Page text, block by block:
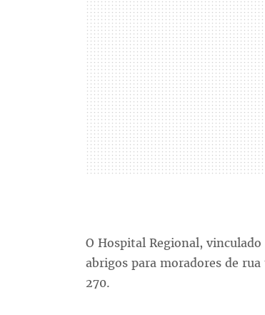
O Hospital Regional,
abrigos para moradores de
270.